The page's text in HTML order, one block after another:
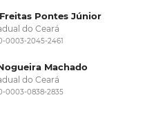
Pontes Júnior
do Ceará
0003-2045-2461
Machado
do Ceará
0003-0838-2835